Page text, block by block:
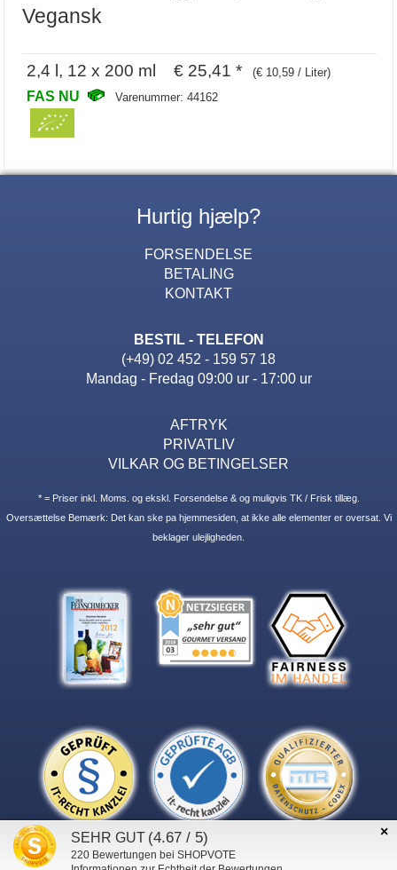
Vegansk
2,4 l, 12 x 200 ml € 25,41 * (€ 10,59 / Liter)
FAS NU Varenummer: 44162
Hurtig hjælp?
FORSENDELSE
BETALING
KONTAKT
BESTIL - TELEFON
(+49) 02 452 - 159 57 18
Mandag - Fredag 09:00 ur - 17:00 ur
AFTRYK
PRIVATLIV
VILKAR OG BETINGELSER
* = Priser inkl. Moms. og ekskl. Forsendelse & og muligvis TK / Frisk tillæg.
Oversættelse Bemærk: Det kan ske pa hjemmesiden, at ikke alle elementer er oversat. Vi
beklager ulejligheden.
×
SEHR GUT (4.67 / 5)
220 Bewertungen bei SHOPVOTE